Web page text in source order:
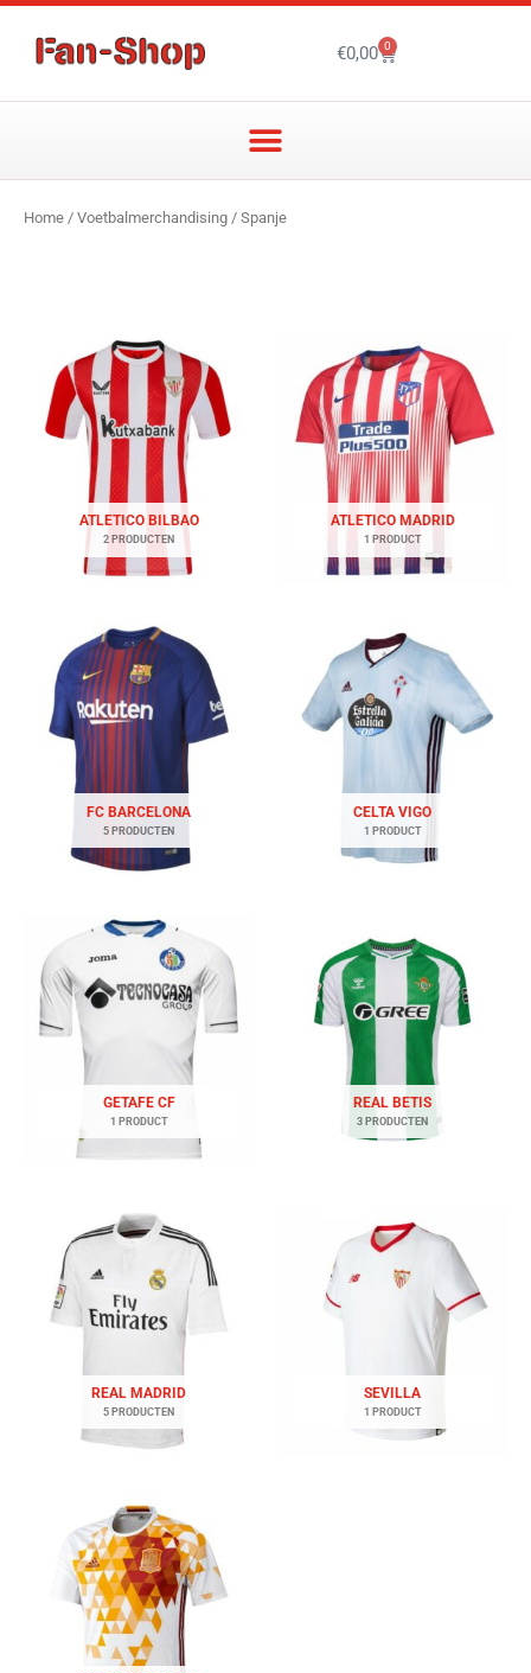
Ga
€0,00 0
Winkelwagen
Home / Voetbalmerchandising / Spanje
ATLETICO BILBAO
2 PRODUCTEN
ATLETICO MADRID
1 PRODUCT
FC BARCELONA
5 PRODUCTEN
CELTA VIGO
1 PRODUCT
GETAFE CF
1 PRODUCT
REAL BETIS
3 PRODUCTEN
REAL MADRID
5 PRODUCTEN
SEVILLA
1 PRODUCT